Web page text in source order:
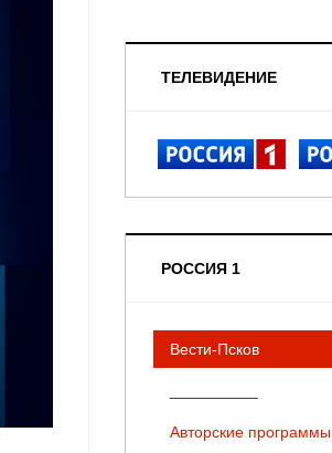
ТЕЛЕВИДЕНИЕ
РОССИЯ 1
Вести-Псков
Авторские программы